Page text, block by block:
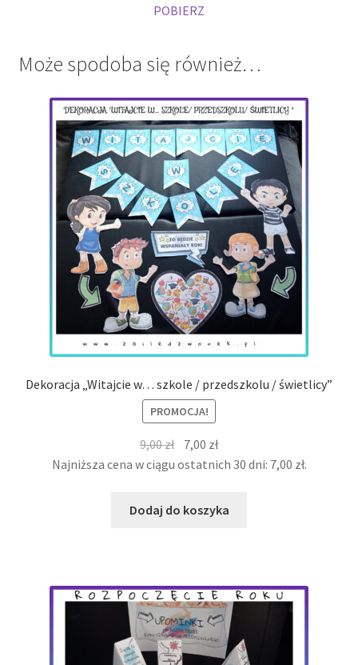
POBIERZ
Może spodoba się również…
Dekoracja „Witajcie w… szkole / przedszkolu / świetlicy”
PROMOCJA!
9,00zł Pierwotna
cena
9,00 zł.
7,00 złAktualna
cena
7,00 zł.
Najniższa cena w ciągu ostatnich 30 dni: 7,00 zł.
Dodaj do koszyka